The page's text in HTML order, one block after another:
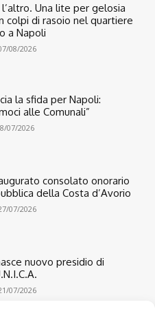
l’altro. Una lite per gelosia
colpi di rasoio nel quartiere
a Napoli
08/2026
la sfida per Napoli:
alle Comunali”
07/2026
consolato onorario
della Costa d’Avorio
07/2026
nuovo presidio di
07/2026